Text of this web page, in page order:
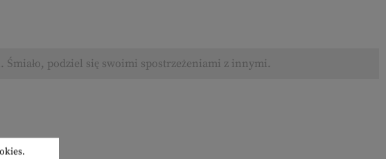
podziel się swoimi spostrzeżeniami z innymi.